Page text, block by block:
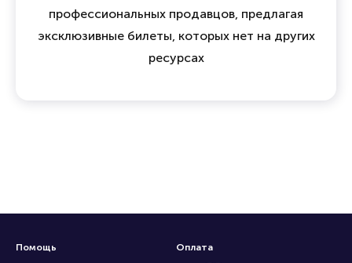
профессиональных продавцов, предлагая
эксклюзивные билеты, которых нет на других
ресурсах
Помощь
Оплата